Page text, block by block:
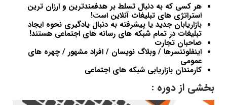
هر کسی که به دنبال تسلط بر هدفمندترین و ارزان ترین
استراتژی های تبلیغات آنلاین است!
بازاریابان جدید یا پیشرفته به دنبال یادگیری نحوه ایجاد
تبلیغات در تمام شبکه های رسانه های اجتماعی هستند!
صاحبان تجارت
اینفلوئنسرها / وبلاگ نویسان / افراد مشهور / چهره های
عمومی
کارمندان بازاریابی شبکه های اجتماعی
بخشی از دوره :